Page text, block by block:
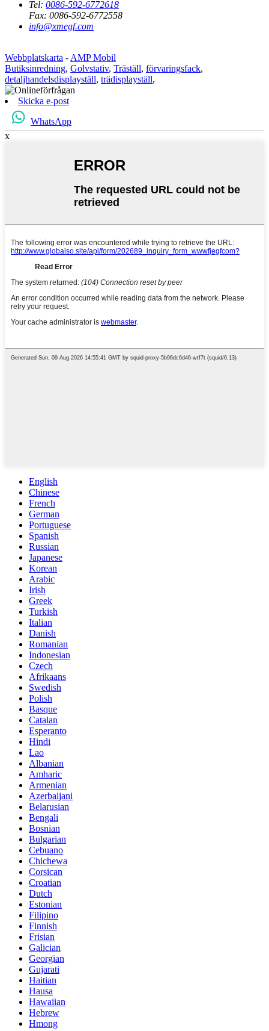
Tel: 0086-592-6772618
Fax: 0086-592-6772558
info@xmegf.com
Webbplatskarta - AMP Mobil
Butiksinredning, Golvstativ, Träställ, förvaringsfack,
detaljhandelsdisplayställ, trädisplayställ,
Skicka e-post
WhatsApp
x
English
Chinese
French
German
Portuguese
Spanish
Russian
Japanese
Korean
Arabic
Irish
Greek
Turkish
Italian
Danish
Romanian
Indonesian
Czech
Afrikaans
Swedish
Polish
Basque
Catalan
Esperanto
Hindi
Lao
Albanian
Amharic
Armenian
Azerbaijani
Belarusian
Bengali
Bosnian
Bulgarian
Cebuano
Chichewa
Corsican
Croatian
Dutch
Estonian
Filipino
Finnish
Frisian
Galician
Georgian
Gujarati
Haitian
Hausa
Hawaiian
Hebrew
Hmong